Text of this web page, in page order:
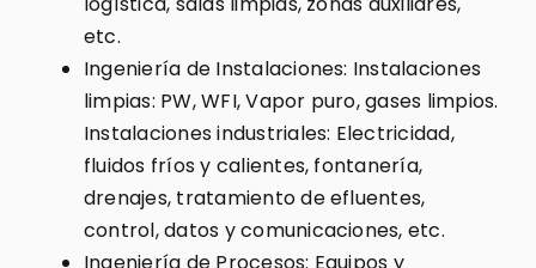
etc.
Ingeniería de Instalaciones: Instalaciones
limpias: PW, WFI, Vapor puro, gases limpios.
Instalaciones industriales: Electricidad,
fluidos fríos y calientes, fontanería,
drenajes, tratamiento de efluentes,
control, datos y comunicaciones, etc.
Ingeniería de Procesos: Equipos y